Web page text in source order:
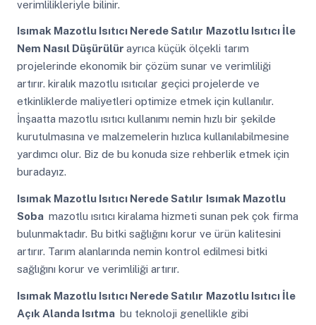
verimlilikleriyle bilinir.
Isımak Mazotlu Isıtıcı Nerede Satılır Mazotlu Isıtıcı İle
Nem Nasıl Düşürülür ayrıca küçük ölçekli tarım
projelerinde ekonomik bir çözüm sunar ve verimliliği
artırır. kiralık mazotlu ısıtıcılar geçici projelerde ve
etkinliklerde maliyetleri optimize etmek için kullanılır.
İnşaatta mazotlu ısıtıcı kullanımı nemin hızlı bir şekilde
kurutulmasına ve malzemelerin hızlıca kullanılabilmesine
yardımcı olur. Biz de bu konuda size rehberlik etmek için
buradayız.
Isımak Mazotlu Isıtıcı Nerede Satılır Isımak Mazotlu
Soba mazotlu ısıtıcı kiralama hizmeti sunan pek çok firma
bulunmaktadır. Bu bitki sağlığını korur ve ürün kalitesini
artırır. Tarım alanlarında nemin kontrol edilmesi bitki
sağlığını korur ve verimliliği artırır.
Isımak Mazotlu Isıtıcı Nerede Satılır Mazotlu Isıtıcı İle
Açık Alanda Isıtma bu teknoloji genellikle gibi